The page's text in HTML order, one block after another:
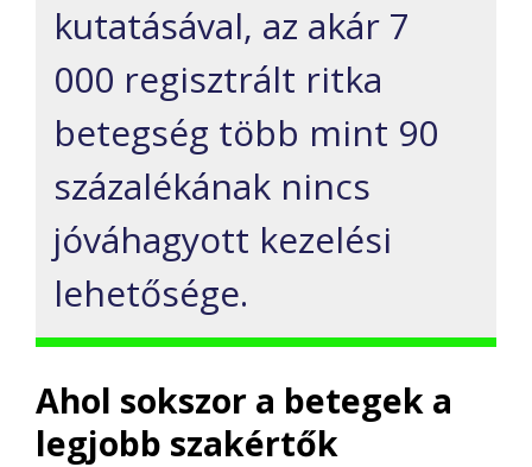
kutatásával, az akár 7
000 regisztrált ritka
betegség több mint 90
százalékának nincs
jóváhagyott kezelési
lehetősége.
Ahol sokszor a betegek a
legjobb szakértők